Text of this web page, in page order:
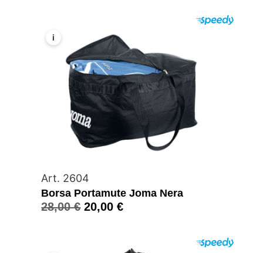
i
Art. 2604
Borsa Portamute Joma Nera
28,00€ 20,00€